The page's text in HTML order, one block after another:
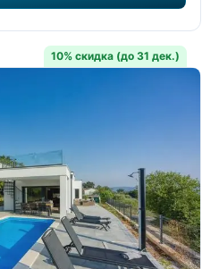
10% скидка (до 31 дек.)